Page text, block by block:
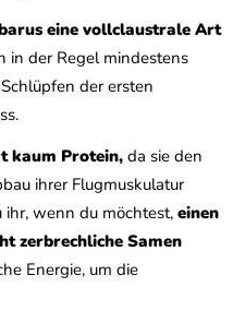
eine vollclaustrale Art
in der Regel mindestens
der ersten
kaum Protein, da sie den
ihrer Flugmuskulatur
wenn du möchtest, einen
zerbrechliche Samen
Energie, um die